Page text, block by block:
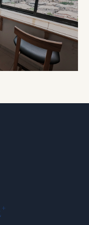
+